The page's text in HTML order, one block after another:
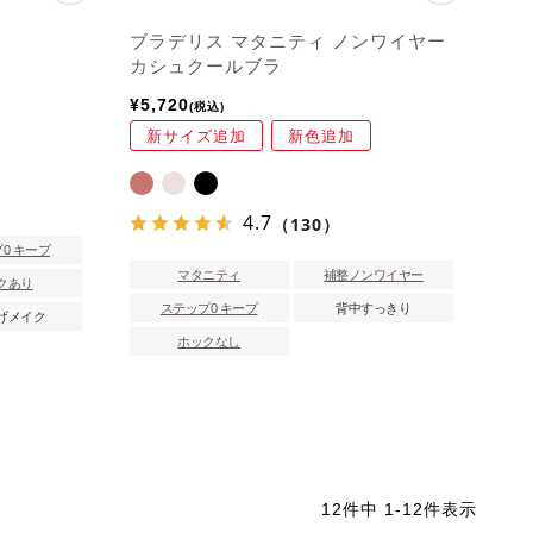
キープ
あり
メイク
ブラデリス マタニティ ノンワイヤー
カシュクールブラ
¥5,720 税込
新サイズ追加 新色追加
4.7 （130）
マタニティ 補整ノンワイヤー
ステップ0 キープ 背中すっきり
ホックなし
12件中 1 -12件表示